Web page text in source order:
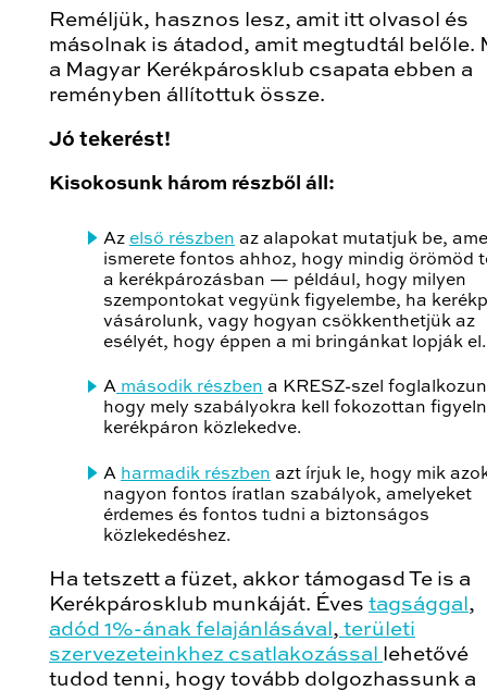
Reméljük, hasznos lesz, amit itt olvasol és
másolnak is átadod, amit megtudtál belőle.
a Magyar Kerékpárosklub csapata ebben a
reményben állítottuk össze.
Jó tekerést!
Kisokosunk három részből áll:
Az első részben az alapokat mutatjuk be,
ismerete fontos ahhoz, hogy mindig örömöd
a kerékpározásban — például, hogy milyen
szempontokat vegyünk figyelembe, ha
vásárolunk, vagy hogyan csökkenthetjük az
esélyét, hogy éppen a mi bringánkat lopják el.
A második részben a KRESZ-szel
hogy mely szabályokra kell fokozottan
kerékpáron közlekedve.
A harmadik részben azt írjuk le, hogy mik
nagyon fontos íratlan szabályok, amelyeket
érdemes és fontos tudni a biztonságos
közlekedéshez.
Ha tetszett a füzet, akkor támogasd Te is a
Kerékpárosklub munkáját. Éves tagsággal ,
adód 1%-ának felajánlásával , területi
szervezeteinkhez csatlakozással
lehetővé
tudod tenni, hogy tovább dolgozhassunk a